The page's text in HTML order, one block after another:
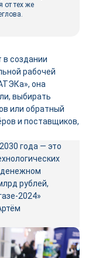
от тех же
в создании
рабочей
она
выбирать
или обратный
и поставщиков,
года — это
денежном
рублей,
2024»